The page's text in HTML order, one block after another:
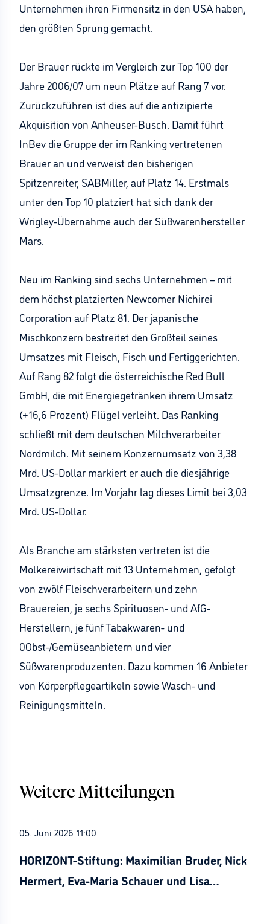
Unternehmen ihren Firmensitz in den USA haben,
den größten Sprung gemacht.
Der Brauer rückte im Vergleich zur Top 100 der
Jahre 2006/07 um neun Plätze auf Rang 7 vor.
Zurückzuführen ist dies auf die antizipierte
Akquisition von Anheuser-Busch. Damit führt
InBev die Gruppe der im Ranking vertretenen
Brauer an und verweist den bisherigen
Spitzenreiter, SABMiller, auf Platz 14. Erstmals
unter den Top 10 platziert hat sich dank der
Wrigley-Übernahme auch der Süßwarenhersteller
Mars.
Neu im Ranking sind sechs Unternehmen – mit
dem höchst platzierten Newcomer Nichirei
Corporation auf Platz 81. Der japanische
Mischkonzern bestreitet den Großteil seines
Umsatzes mit Fleisch, Fisch und Fertiggerichten.
Auf Rang 82 folgt die österreichische Red Bull
GmbH, die mit Energiegetränken ihrem Umsatz
(+16,6 Prozent) Flügel verleiht. Das Ranking
schließt mit dem deutschen Milchverarbeiter
Nordmilch. Mit seinem Konzernumsatz von 3,38
Mrd. US-Dollar markiert er auch die diesjährige
Umsatzgrenze. Im Vorjahr lag dieses Limit bei 3,03
Mrd. US-Dollar.
Als Branche am stärksten vertreten ist die
Molkereiwirtschaft mit 13 Unternehmen, gefolgt
von zwölf Fleischverarbeitern und zehn
Brauereien, je sechs Spirituosen- und AfG-
Herstellern, je fünf Tabakwaren- und
0Obst-/Gemüseanbietern und vier
Süßwarenproduzenten. Dazu kommen 16 Anbieter
von Körperpflegeartikeln sowie Wasch- und
Reinigungsmitteln.
Weitere Mitteilungen
05. Juni 2026 11:00
HORIZONT-Stiftung: Maximilian Bruder, Nick
Hermert, Eva-Maria Schauer und Lisa